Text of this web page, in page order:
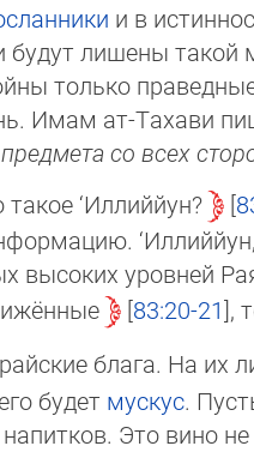
и в
будут лишены
только
Имам ат-Тахави
со всех
‘Иллиййун?
вы­со­ких уровней
83:20-21 ,
блага. На их
будет мускус.
Это вино